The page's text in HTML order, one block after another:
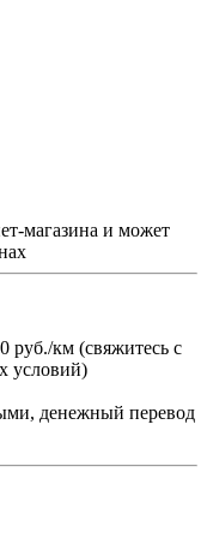
магазина и может
км (свяжитесь с
условий)
денежный перевод